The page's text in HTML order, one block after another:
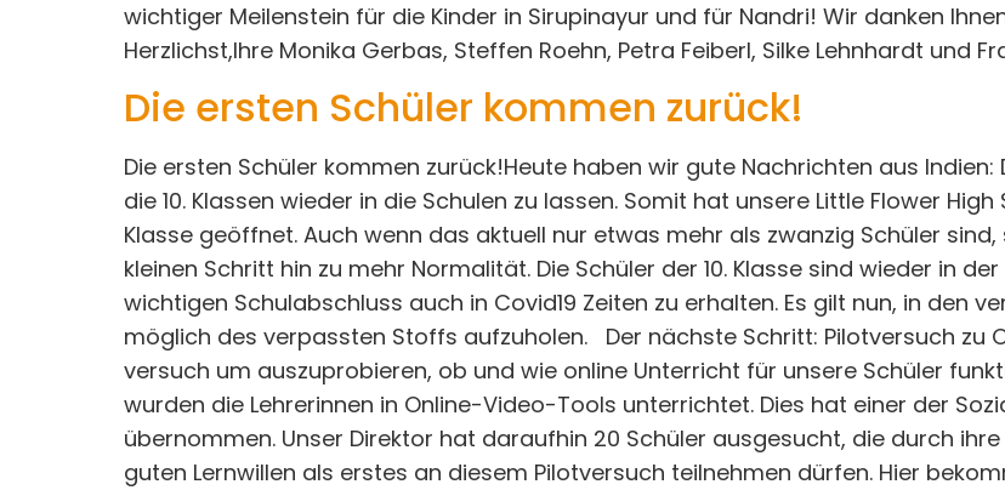
wichtiger Meilenstein für die Kinder in Sirupinayur und für Nandri! Wir danken
Herzlichst,Ihre Monika Gerbas, Steffen Roehn, Petra Feiberl, Silke Lehnhardt und
Die ersten Schüler kommen zurück!
Die ersten Schüler kommen zurück!Heute haben wir gute Nachrichten aus
die 10. Klassen wieder in die Schulen zu lassen. Somit hat unsere Little Flower
Klasse geöffnet. Auch wenn das aktuell nur etwas mehr als zwanzig Schüler
kleinen Schritt hin zu mehr Normalität. Die Schüler der 10. Klasse sind wieder in
wichtigen Schulabschluss auch in Covid19 Zeiten zu erhalten. Es gilt nun, in den
möglich des verpassten Stoffs aufzuholen. Der nächste Schritt: Pilotversuch zu
versuch um auszuprobieren, ob und wie online Unterricht für unsere Schüler
wurden die Lehrerinnen in Online-Video-Tools unterrichtet. Dies hat einer der
übernommen. Unser Direktor hat daraufhin 20 Schüler ausgesucht, die durch
guten Lernwillen als erstes an diesem Pilotversuch teilnehmen dürfen. Hier